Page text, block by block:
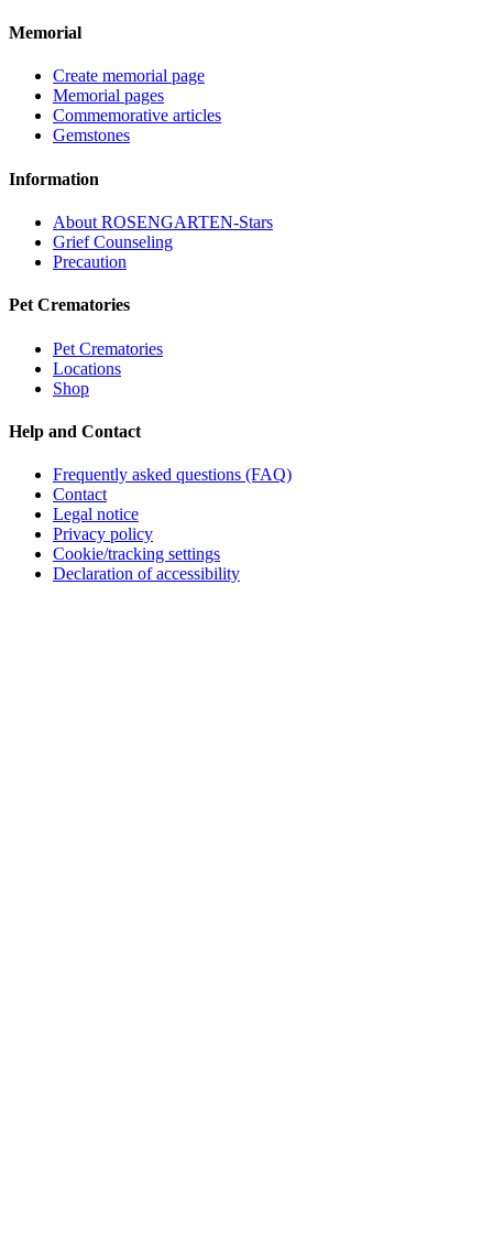
Memorial
Create memorial page
Memorial pages
Commemorative articles
Gemstones
Information
About ROSENGARTEN-Stars
Grief Counseling
Precaution
Pet Crematories
Pet Crematories
Locations
Shop
Help and Contact
Frequently asked questions (FAQ)
Contact
Legal notice
Privacy policy
Cookie/tracking settings
Declaration of accessibility